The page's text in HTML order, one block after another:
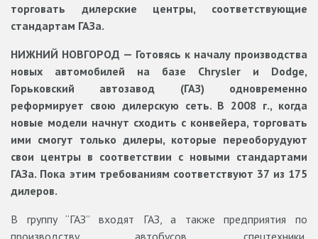
торговать дилерские центры, соответствующие
стандартам ГАЗа.
НИЖНИЙ НОВГОРОД — Готовясь к началу производства
новых автомобилей на базе Chrysler и Dodge,
Горьковский автозавод (ГАЗ) одновременно
реформирует свою дилерскую сеть. В 2008 г., когда
новые модели начнут сходить с конвейера, торговать
ими смогут только дилеры, которые переоборудуют
свои центры в соответствии с новыми стандартами
ГАЗа. Пока этим требованиям соответствуют 37 из 175
дилеров.
В группу “ГАЗ” входят ГАЗ, а также предприятия по